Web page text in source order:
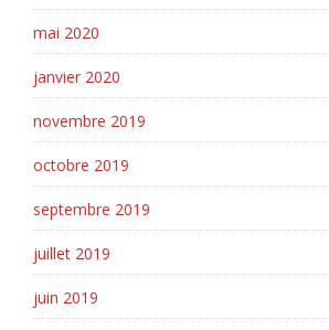
mai 2020
janvier 2020
novembre 2019
octobre 2019
septembre 2019
juillet 2019
juin 2019